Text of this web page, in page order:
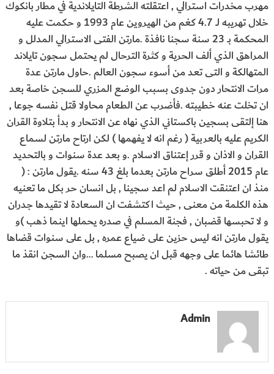
مهرب مخدرات استرالي , اعتقلته الشرطة التايلاندية في مطار بانكوك
خلال تهريبه لــ 4.7 كغم من الهيروين عام 1993 و حكمت عليه
المحكمة بــ 23 سنة سجنا نافذة .مارتن الفتى الاسترالي المدلل و
المراهق الذي ألف الحرية و كثرة الترحال لم يحتمل سجون تايلاند
المتهالكة و التى تعد من أسوء سجون العالم .حاول مارتن عدة
مرات الانتحار دون جدوى بسبب الوضع المزري للسجن خاصة بعد
ان تخلت عنه خطيبته .فأضرب عن الطعام محاولا قتل نفسه جوعا ,
هنا إلتقى بسجين باكستاني الذي نهاه عن الانتحار و بدأ بتلاوة القران
الكريم عليه بالعربية ( رغم انه لا يفهمها ) لكن ارتاح مارتن لسماع
القران و الاذان و قرر إعتناق الاسلام .و بعد عدة سنوات و بالتحديد
عام 2015 أطلق سراح مارتن بعدما بلغ 43 سنه .يقول مارتن : (
منذ ان اعتنقت الاسلام لم اعد سجينا , بل انسان حر بكل ما تعنيه
هذه الكلمة من معنى , حيث اكتشفت ان السعادة لا تقيدها جدران
و لا تحبسها قضبان , فجنة المسلم في صدره يحملها اينما ذهب )و
يقول مارتن انه ليس حزين على ضياع عمره , بل على سنوات قضاها
طائشا هائما على وجهه قبل ان يصبح مسلما …وان السجن انقذ ما
تبقى من حياته .
Admin